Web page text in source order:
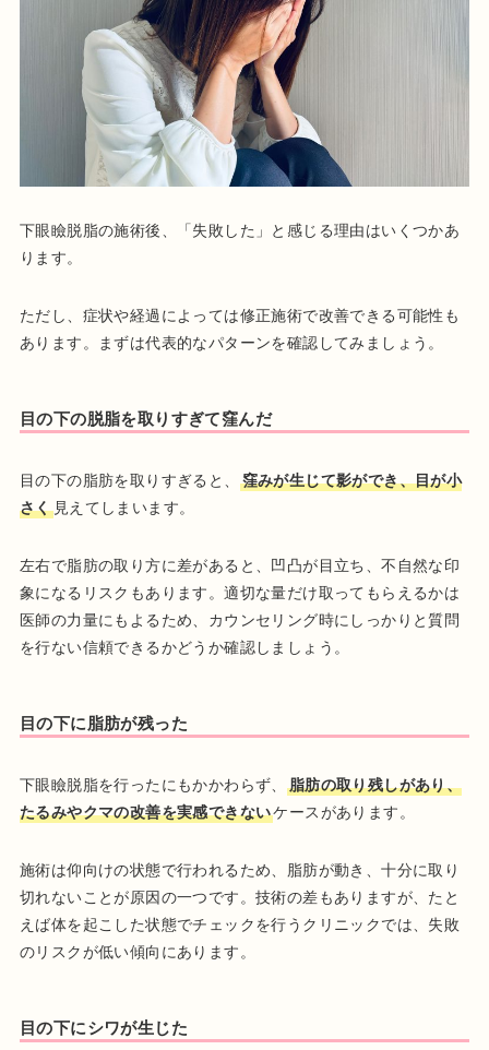
下眼瞼脱脂の施術後、「失敗した」と感じる理由はいくつかあ
ります。
ただし、症状や経過によっては修正施術で改善できる可能性も
あります。まずは代表的なパターンを確認してみましょう。
目の下の脱脂を取りすぎて窪んだ
目の下の脂肪を取りすぎると、
窪みが生じて影ができ、目が小
さく見えてしまいます。
左右で脂肪の取り方に差があると、凹凸が目立ち、不自然な印
象になるリスクもあります。適切な量だけ取ってもらえるかは
医師の力量にもよるため、カウンセリング時にしっかりと質問
を行ない信頼できるかどうか確認しましょう。
目の下に脂肪が残った
下眼瞼脱脂を行ったにもかかわらず、
脂肪の取り残しがあり、
たるみやクマの改善を実感できないケースがあります。
施術は仰向けの状態で行われるため、脂肪が動き、十分に取り
切れないことが原因の一つです。技術の差もありますが、たと
えば体を起こした状態でチェックを行うクリニックでは、失敗
のリスクが低い傾向にあります。
目の下にシワが生じた